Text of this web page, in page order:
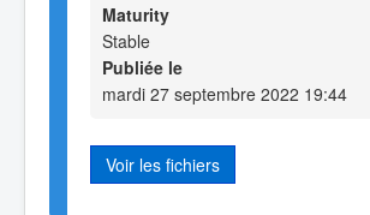
Maturity
Stable
Publiée le
mardi 27 septembre 2022 19:44
Voir les fichiers